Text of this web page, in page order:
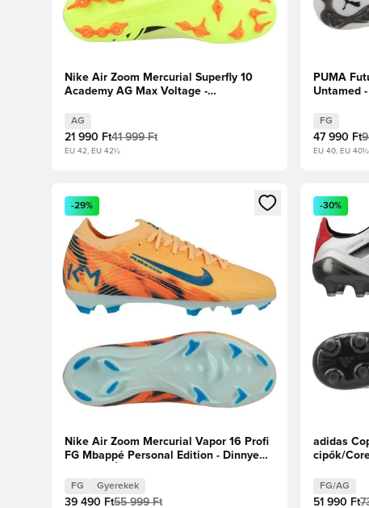
Nike Air Zoom Mercurial Superfly 10
Academy AG Max Voltage -
AG
21 990 Ft41 999 Ft
EU 42, EU 42½
PUMA
Untamed
FG
47 990 Ft
EU 40, EU
Megnyit egy modált a bejelentkezéshez vagy a
-29%
Nike Air Zoom Mercurial Vapor 16 Profi
FG Mbappé Personal Edition - Dinnye
FG Gyerekek
39 490 Ft55 999 Ft
Megnyit
-30%
adidas
cipők/
FG/AG
51 990 Ft